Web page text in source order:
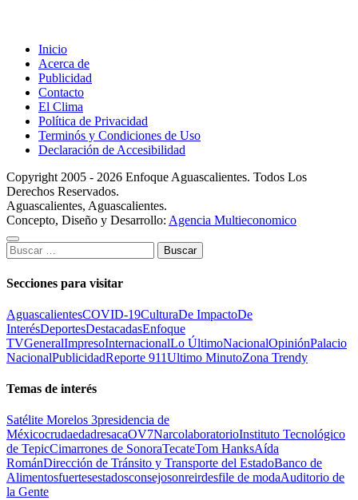
Inicio
Acerca de
Publicidad
Contacto
El Clima
Política de Privacidad
Terminós y Condiciones de Uso
Declaración de Accesibilidad
Copyright 2005 - 2026 Enfoque Aguascalientes. Todos Los
Derechos Reservados.
Aguascalientes, Aguascalientes.
Concepto, Diseño y Desarrollo: Agencia Multieconomico
Buscar:
Secciones para visitar
AguascalientesCOVID-19CulturaDe ImpactoDe
InterésDeportesDestacadasEnfoque
TVGeneralImpresoInternacionalLo ÚltimoNacionalOpiniónPalacio
NacionalPublicidadReporte 911Ultimo MinutoZona Trendy
Temas de interés
Satélite Morelos 3presidencia de
MéxicocrudaedadresacaOV7NarcolaboratorioInstituto Tecnológico
de TepicCimarrones de SonoraTecateTom HanksAída
RománDirección de Tránsito y Transporte del EstadoBanco de
Alimentosfuertesestadosconsejosonreirdesfile de modaAuditorio de
la Gente